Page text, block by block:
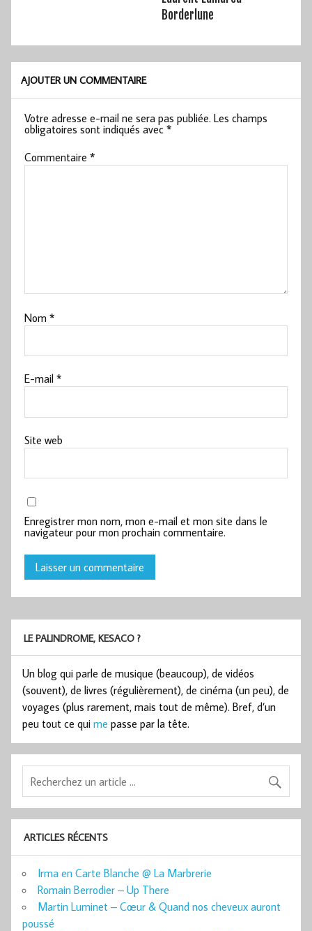
Borderlune
AJOUTER UN COMMENTAIRE
Votre adresse e-mail ne sera pas publiée. Les champs
obligatoires sont indiqués avec*
Commentaire*
Nom*
E-mail*
Site web
Enregistrer mon nom, mon e-mail et mon site dans le
navigateur pour mon prochain commentaire.
LE PALINDROME, KESACO ?
Un blog qui parle de musique (beaucoup), de vidéos
(souvent), de livres (régulièrement), de cinéma (un peu), de
voyages (plus rarement, mais tout de même). Bref, d’un
peu tout ce qui me passe par la tête.
ARTICLES RÉCENTS
Irma en Carte Blanche @ La Marbrerie
Romain Berrodier – Up There
Martin Luminet – Cœur & Quand nos cheveux auront
poussé